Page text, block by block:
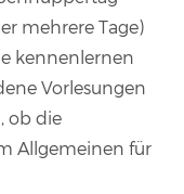
mehrere Tage)
kennenlernen
Vorlesungen
ob die
Allgemeinen für